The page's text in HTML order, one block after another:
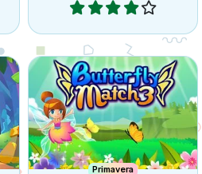
Primavera
Butterfly Match 3
este juegos de tres en
raya.
Jugar